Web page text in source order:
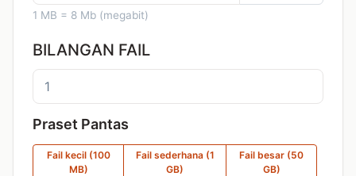
1 MB = 8 Mb (megabit)
BILANGAN FAIL
Praset Pantas
Fail kecil (100
MB)
Fail sederhana (1
GB)
Fail besar (50
GB)